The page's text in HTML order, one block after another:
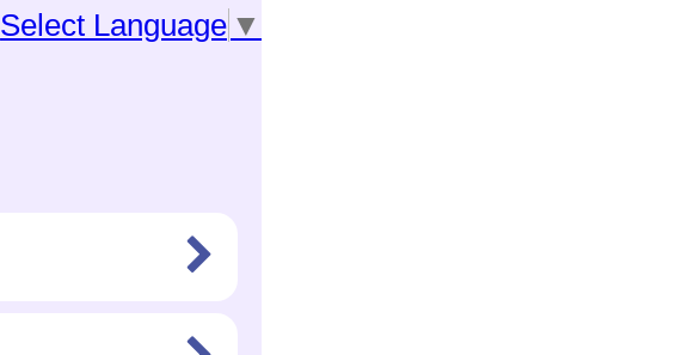
Select Language ▼